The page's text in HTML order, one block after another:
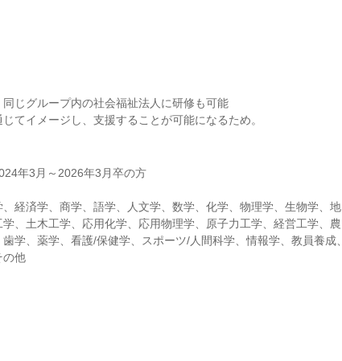
じグループ内の社会福祉法人に研修も可能
てイメージし、支援することが可能になるため。
年3月～2026年3月卒の方
経済学、商学、語学、人文学、数学、化学、物理学、生物学、地
、土木工学、応用化学、応用物理学、原子力工学、経営工学、農
学、薬学、看護/保健学、スポーツ/人間科学、情報学、教員養成、
の他